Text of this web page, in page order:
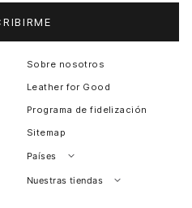
Sobre nosotros
Leather for Good
Programa de fidelización
Sitemap
Países
Perú
Nuestras tiendas